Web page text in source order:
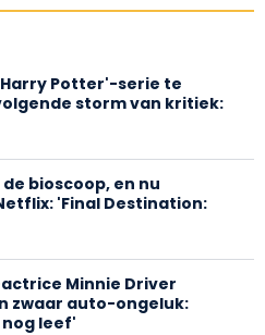
Potter'-serie te
storm van kritiek:
bioscoop, en nu
'Final Destination:
Minnie Driver
zwaar auto-ongeluk:
leef'